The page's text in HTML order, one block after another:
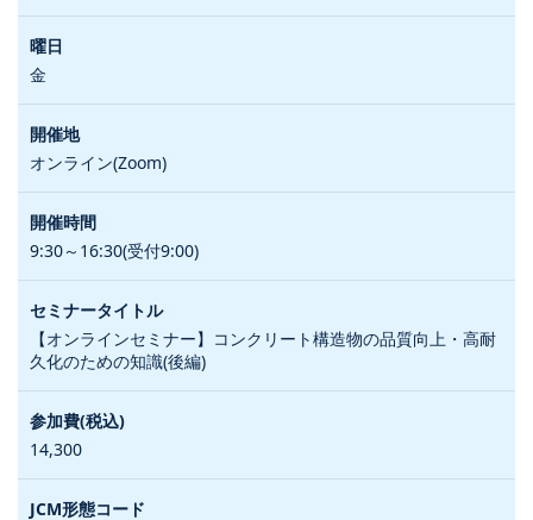
金
オンライン(Zoom)
9:30～16:30(受付9:00)
【オンラインセミナー】コンクリート構造物の品質向上・高耐
久化のための知識(後編)
14,300